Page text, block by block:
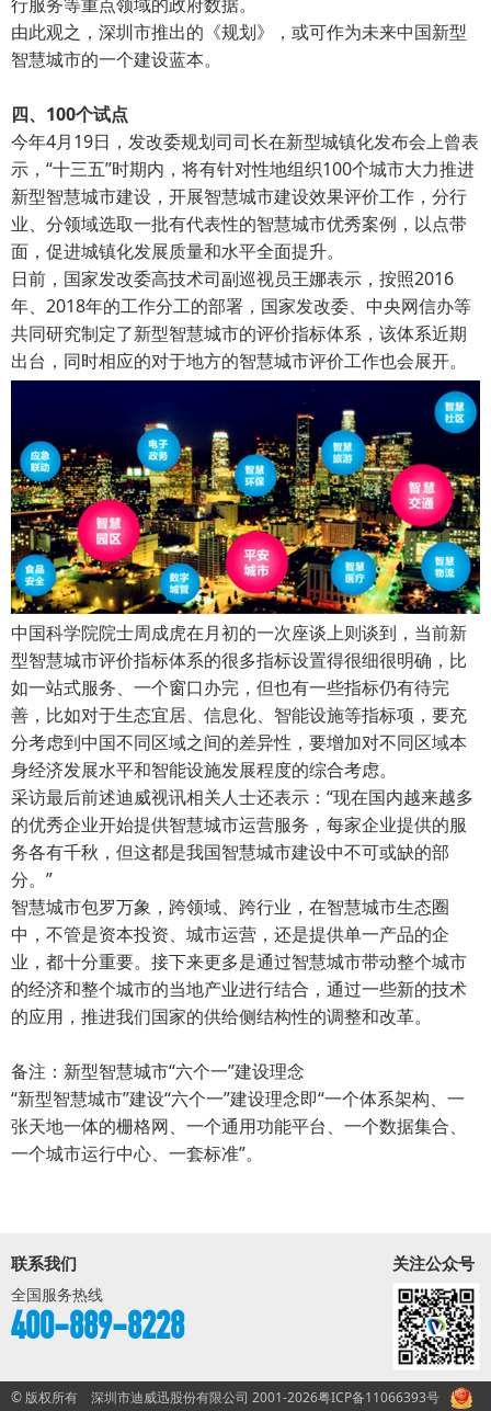
由此观之，深圳市推出的《规划》，或可作为未来中国新型
智慧城市的一个建设蓝本。
四、100个试点
今年4月19日，发改委规划司司长在新型城镇化发布会上曾表
示，“十三五”时期内，将有针对性地组织100个城市大力推进
新型智慧城市建设，开展智慧城市建设效果评价工作，分行
业、分领域选取一批有代表性的智慧城市优秀案例，以点带
面，促进城镇化发展质量和水平全面提升。
日前，国家发改委高技术司副巡视员王娜表示，按照2016
年、2018年的工作分工的部署，国家发改委、中央网信办等
共同研究制定了新型智慧城市的评价指标体系，该体系近期
出台，同时相应的对于地方的智慧城市评价工作也会展开。
中国科学院院士周成虎在月初的一次座谈上则谈到，当前新
型智慧城市评价指标体系的很多指标设置得很细很明确，比
如一站式服务、一个窗口办完，但也有一些指标仍有待完
善，比如对于生态宜居、信息化、智能设施等指标项，要充
分考虑到中国不同区域之间的差异性，要增加对不同区域本
身经济发展水平和智能设施发展程度的综合考虑。
采访最后前述迪威视讯相关人士还表示：“现在国内越来越多
的优秀企业开始提供智慧城市运营服务，每家企业提供的服
务各有千秋，但这都是我国智慧城市建设中不可或缺的部
分。”
智慧城市包罗万象，跨领域、跨行业，在智慧城市生态圈
中，不管是资本投资、城市运营，还是提供单一产品的企
业，都十分重要。接下来更多是通过智慧城市带动整个城市
的经济和整个城市的当地产业进行结合，通过一些新的技术
的应用，推进我们国家的供给侧结构性的调整和改革。
备注：新型智慧城市“六个一”建设理念
“新型智慧城市”建设“六个一”建设理念即“一个体系架构、一
张天地一体的栅格网、一个通用功能平台、一个数据集合、
一个城市运行中心、一套标准”。
联系我们
全国服务热线
400-889-8228
关注公众号
© 版权所有 深圳市迪威迅股份有限公司 2001-2026粤ICP备11066393号